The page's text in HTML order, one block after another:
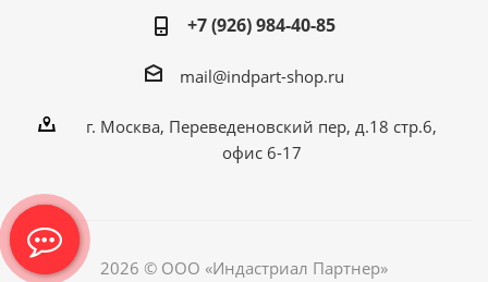
+7 (926) 984-40-85
mail@indpart-shop.ru
г. Москва, Переведеновский пер, д.18 стр.6,
офис 6-17
2026 © ООО «Индастриал Партнер»